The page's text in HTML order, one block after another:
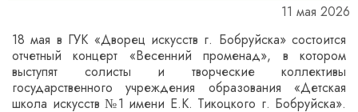
11 мая 2026
18 мая в ГУК «Дворец искусств г. Бобруйска» состоится
отчетный концерт «Весенний променад», в котором
выступят солисты и творческие коллективы
государственного учреждения образования «Детская
школа искусств №1 имени Е.К. Тикоцкого г. Бобруйска».